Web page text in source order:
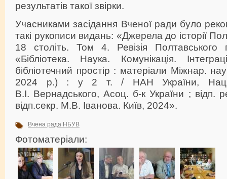
результатів такої звірки.
Учасниками засідання Вченої ради було
такі рукописи видань: «Джерела до історії
18 століть. Том 4. Ревізія
«Бібліотека. Наука. Комунікація.
бібліотечний простір : матеріали Міжнар.
2024 р.) : у 2 т. / НАН України, Нац.
В.І. Вернадського, Асоц. б-к України ; відп.
відп.секр. М.В. Іванова. Київ, 2024».
Вчена рада НБУВ
Фотоматеріали: